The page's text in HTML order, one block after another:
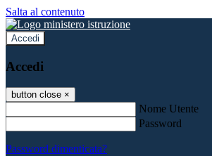
Salta al contenuto
Accedi
Accedi
button close ×
Nome Utente
Password
Password dimenticata?